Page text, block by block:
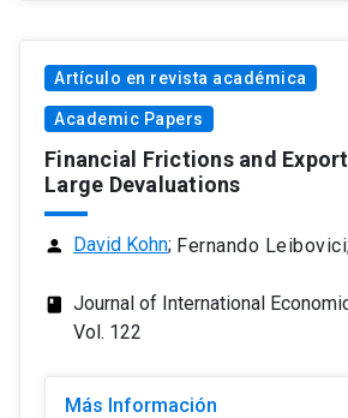
Artículo en revista académica
Academic Papers
Financial Frictions and
Large Devaluations
person David Kohn; Fernando
class
Journal of International
Vol. 122
Más Información